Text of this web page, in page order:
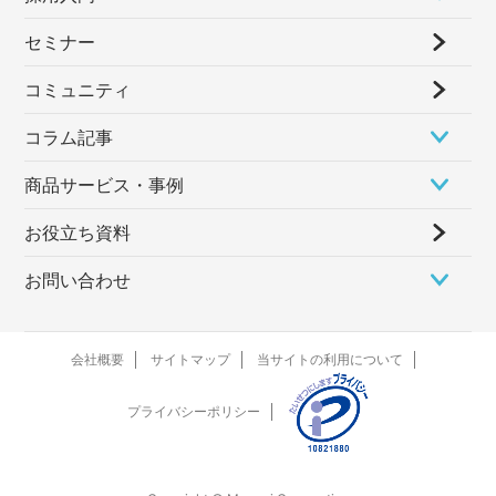
セミナー
コミュニティ
コラム記事
商品サービス・事例
お役立ち資料
お問い合わせ
会社概要 サイトマップ 当サイトの利用について
プライバシーポリシー